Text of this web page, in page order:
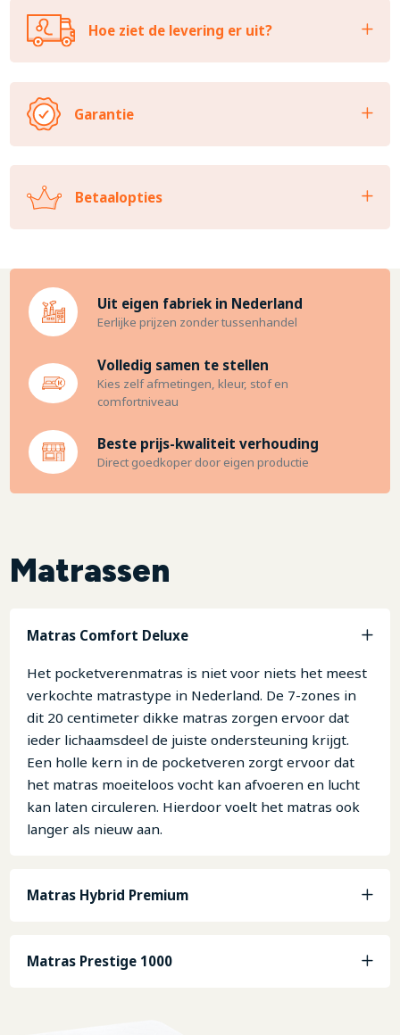
Hoe ziet de levering er uit?
Garantie
Betaalopties
Uit eigen fabriek in Nederland
Eerlijke prijzen zonder tussenhandel
Volledig samen te stellen
Kies zelf afmetingen, kleur, stof en
comfortniveau
Beste prijs-kwaliteit verhouding
Direct goedkoper door eigen productie
Matrassen
Matras Comfort Deluxe
Het pocketverenmatras is niet voor niets het meest
verkochte matrastype in Nederland. De 7-zones in
dit 20 centimeter dikke matras zorgen ervoor dat
ieder lichaamsdeel de juiste ondersteuning krijgt.
Een holle kern in de pocketveren zorgt ervoor dat
het matras moeiteloos vocht kan afvoeren en lucht
kan laten circuleren. Hierdoor voelt het matras ook
langer als nieuw aan.
Matras Hybrid Premium
Matras Prestige 1000